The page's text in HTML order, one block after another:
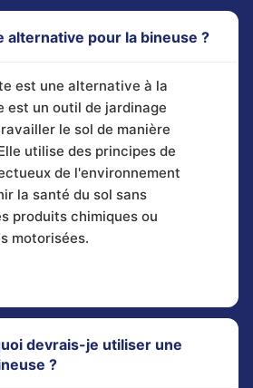
alternative pour la bineuse ?
est une alternative à la
est un outil de jardinage
le sol de manière
utilise des principes de
de l'environnement
la santé du sol sans
produits chimiques ou
motorisées.
devrais-je utiliser une
?